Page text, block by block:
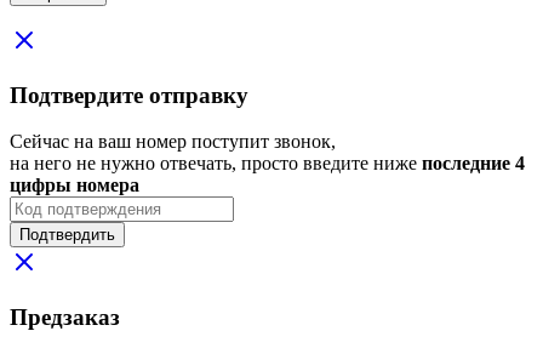
Подтвердите отправку
Сейчас на ваш номер поступит звонок,
на него не нужно отвечать, просто введите ниже последние 4
цифры номера
Подтвердить
Предзаказ